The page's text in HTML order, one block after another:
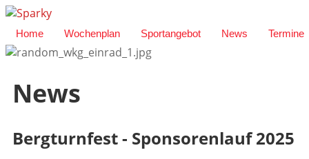
Home Wochenplan Sportangebot News Termine
News
Bergturnfest - Sponsorenlauf 2025